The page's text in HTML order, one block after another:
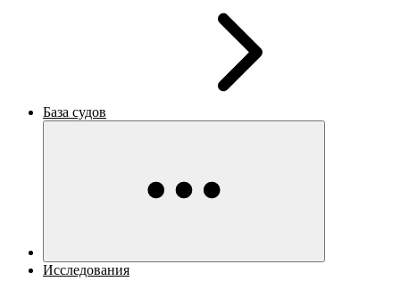
База судов
Исследования